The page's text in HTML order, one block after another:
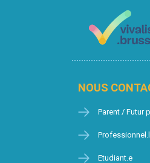
NOUS
Parent / Futur
Etudiant.e